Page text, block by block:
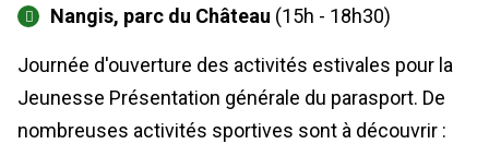
Nangis, parc du Château (15h - 18h30)
Journée d'ouverture des activités estivales pour la
Jeunesse Présentation générale du parasport. De
nombreuses activités sportives sont à découvrir :